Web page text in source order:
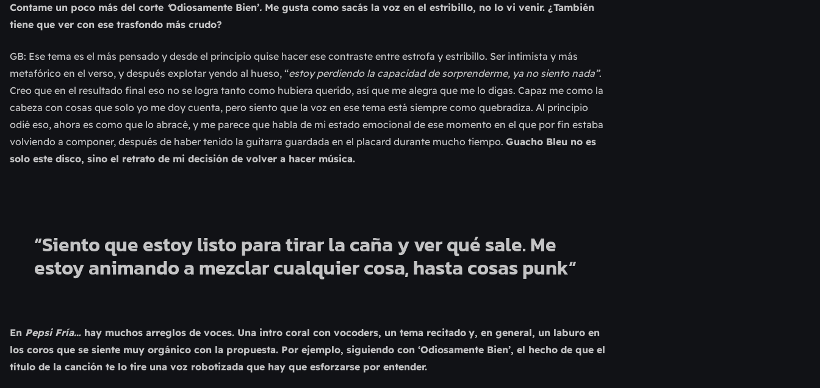
Contame un poco más del corte ‘Odiosamente Bien’. Me gusta como sacás la voz en el estribillo, no lo vi venir. ¿También
tiene que ver con ese trasfondo más crudo?
GB: Ese tema es el más pensado y desde el principio quise hacer ese contraste entre estrofa y estribillo. Ser intimista y más
metafórico en el verso, y después explotar yendo al hueso, “estoy perdiendo la capacidad de sorprenderme, ya no siento nada”.
Creo que en el resultado final eso no se logra tanto como hubiera querido, así que me alegra que me lo digas. Capaz me como la
cabeza con cosas que solo yo me doy cuenta, pero siento que la voz en ese tema está siempre como quebradiza. Al principio
odié eso, ahora es como que lo abracé, y me parece que habla de mi estado emocional de ese momento en el que por fin estaba
volviendo a componer, después de haber tenido la guitarra guardada en el placard durante mucho tiempo. Guacho Bleu no es
solo este disco, sino el retrato de mi decisión de volver a hacer música.
“Siento que estoy listo para tirar la caña y ver qué sale. Me
estoy animando a mezclar cualquier cosa, hasta cosas punk”
En Pepsi Fría… hay muchos arreglos de voces. Una intro coral con vocoders, un tema recitado y, en general, un laburo en
los coros que se siente muy orgánico con la propuesta. Por ejemplo, siguiendo con ‘Odiosamente Bien’, el hecho de que el
título de la canción te lo tire una voz robotizada que hay que esforzarse por entender.